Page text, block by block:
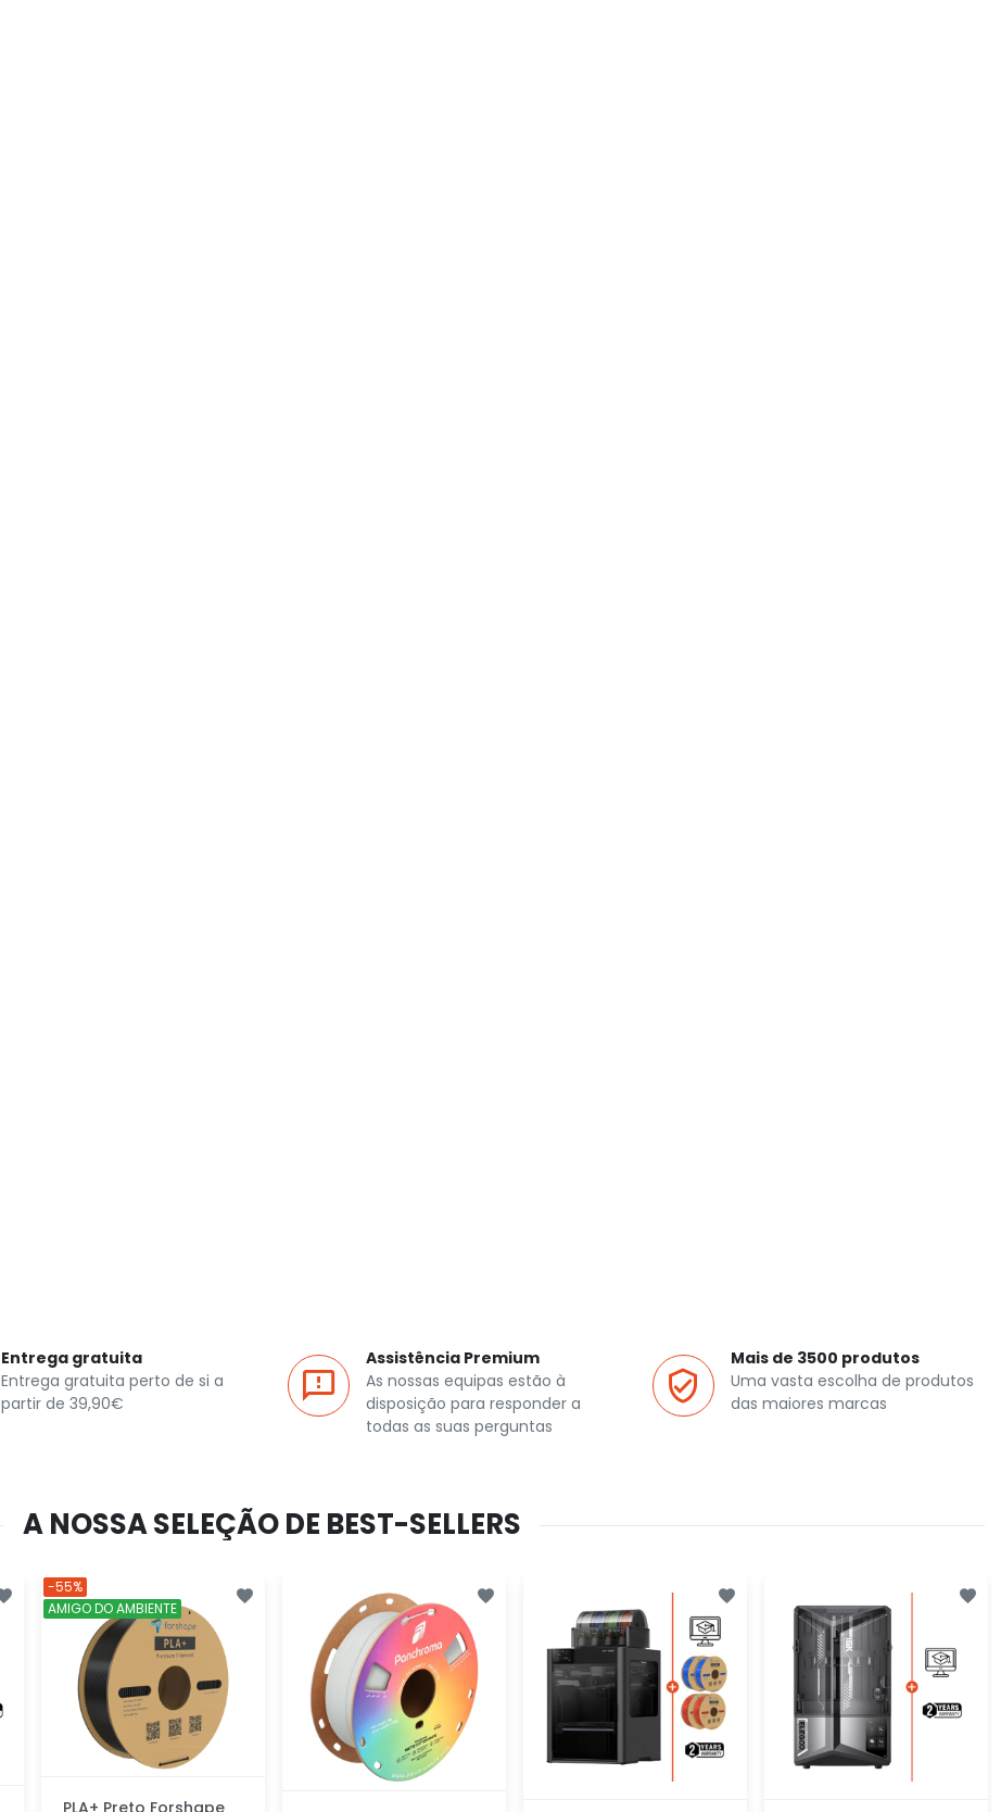
Entrega gratuita
Entrega gratuita perto de si a
partir de 39,90€
Assistência Premium
As nossas equipas estão à
disposição para responder a
todas as suas perguntas
Mais de 3500 produtos
Uma vasta escolha de produtos
das maiores marcas
A NOSSA SELEÇÃO DE BEST-SELLERS
PLA+ Preto Forshape
-55%
AMIGO DO AMBIENTE